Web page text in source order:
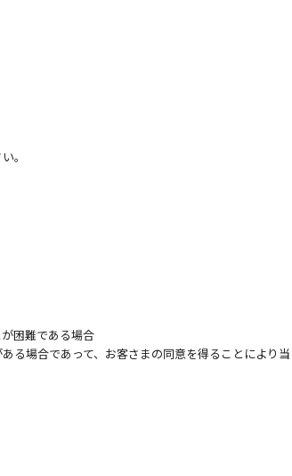
。
困難である場合
る場合であって、お客さまの同意を得ることにより当